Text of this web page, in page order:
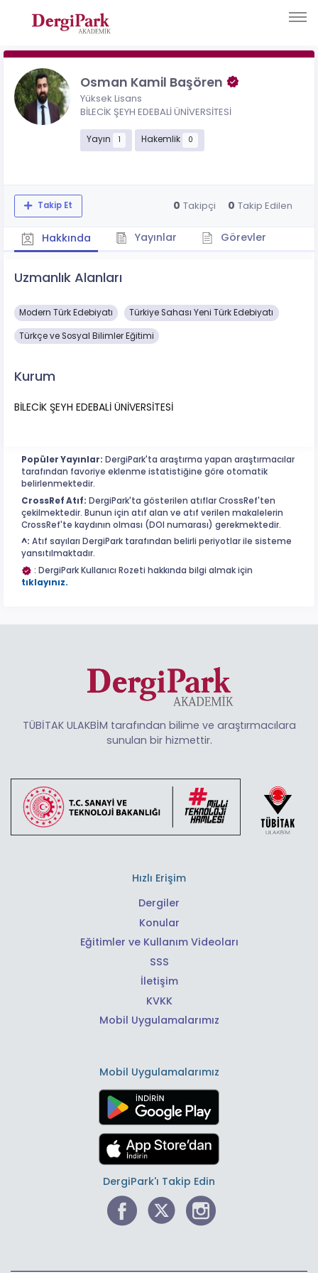
Osman Kamil Başören
Yüksek Lisans
BİLECİK ŞEYH EDEBALİ ÜNİVERSİTESİ
Yayın 1 Hakemlik 0
Takip Et 0 Takipçi 0 Takip Edilen
Hakkında Yayınlar Görevler
Uzmanlık Alanları
Modern Türk Edebiyatı Türkiye Sahası Yeni Türk Edebiyatı
Türkçe ve Sosyal Bilimler Eğitimi
Kurum
BİLECİK ŞEYH EDEBALİ ÜNİVERSİTESİ
Popüler Yayınlar: DergiPark'ta araştırma yapan araştırmacılar
tarafından favoriye eklenme istatistiğine göre otomatik
belirlenmektedir.
CrossRef Atıf: DergiPark'ta gösterilen atıflar CrossRef'ten
çekilmektedir. Bunun için atıf alan ve atıf verilen makalelerin
CrossRef'te kaydının olması (DOI numarası) gerekmektedir.
^: Atıf sayıları DergiPark tarafından belirli periyotlar ile sisteme
yansıtılmaktadır.
: DergiPark Kullanıcı Rozeti hakkında bilgi almak için
tıklayınız.
TÜBİTAK ULAKBİM tarafından bilime ve araştırmacılara
sunulan bir hizmettir.
Hızlı Erişim
Dergiler
Konular
Eğitimler ve Kullanım Videoları
SSS
İletişim
KVKK
Mobil Uygulamalarımız
Mobil Uygulamalarımız
DergiPark'ı Takip Edin